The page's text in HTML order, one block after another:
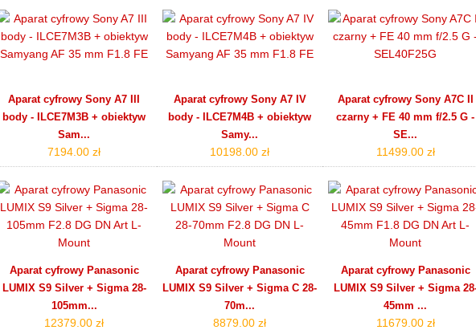
Aparat cyfrowy Sony A7 III
body - ILCE7M3B + obiektyw
Sam...
7194.00 zł
Aparat cyfrowy Sony A7 IV
body - ILCE7M4B + obiektyw
Samy...
10198.00 zł
Aparat cyfrowy Sony A7C II
czarny + FE 40 mm f/2.5 G -
SE...
11499.00 zł
Aparat cyfrowy Panasonic
LUMIX S9 Silver + Sigma 28-
105mm...
12379.00 zł
Aparat cyfrowy Panasonic
LUMIX S9 Silver + Sigma C 28-
70m...
8879.00 zł
Aparat cyfrowy Panasonic
LUMIX S9 Silver + Sigma
45mm ...
11679.00 zł